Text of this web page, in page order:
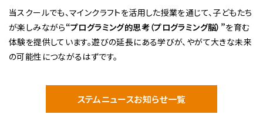
当スクールでも、マインクラフトを活用した授業を通じて、子どもたち
が楽しみながら“プログラミング的思考（プログラミング脳）”を育む
体験を提供しています。遊びの延長にある学びが、やがて大きな未来
の可能性につながるはずです。
ステムニュースお知らせ一覧